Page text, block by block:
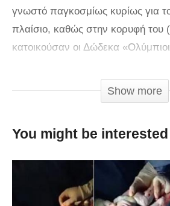
γνωστό παγκοσμίως κυρίως για
πλαίσιο, καθώς στην κορυφή του
κατοικούσαν οι Δώδεκα
το δεύτερο σε ύψος βουνό στα
Ρίλα στη Βουλγαρία), αλλά και σε
Καύκασο. Ο συμπαγής ορεινός
μια σειρά από ψηλές κορυφές
βαθιές χαράδρες, γύρω από τις
Show more
You might be